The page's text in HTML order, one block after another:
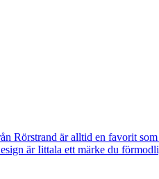
Rörstrand är alltid en favorit
är Iittala ett märke du